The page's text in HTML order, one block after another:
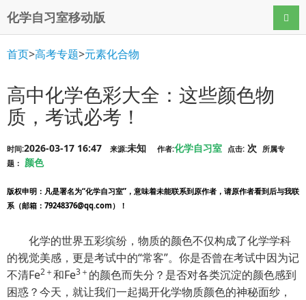
化学自习室移动版 导航
首页>高考专题>元素化合物
高中化学色彩大全：这些颜色物
质，考试必考！
时间:2026-03-17 16:47 来源:未知 作者:化学自习室 点击: 次
所属专
题： 颜色
版权申明 ：凡是署名为“化学自习室”，意味着未能联系到原作者，请原作者看到后与我联
系（邮箱：79248376@qq.com）！
化学的世界五彩缤纷，物质的颜色不仅构成了化学学科
的视觉美感，更是考试中的“常客”。你是否曾在考试中因为记
不清Fe2＋和Fe3＋ 的颜色而失分？是否对各类沉淀的颜色感到
困惑？今天，就让我们一起揭开化学物质颜色的神秘面纱，